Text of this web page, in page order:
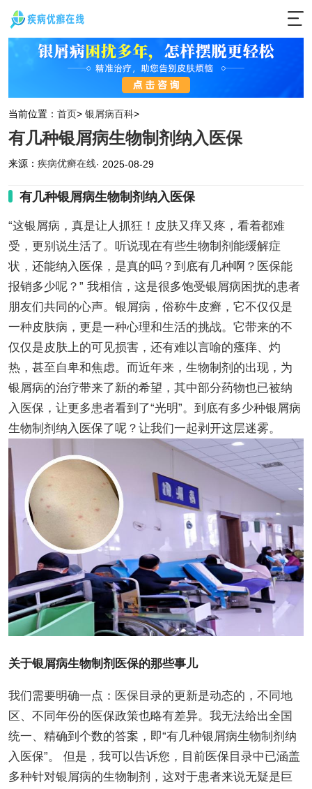
当前位置： 首页> 银屑病百科>
有几种银屑病生物制剂纳入医保
来源： 疾病优癣在线· 2025-08-29
有几种银屑病生物制剂纳入医保
“这银屑病，真是让人抓狂！皮肤又痒又疼，看着都难
受，更别说生活了。听说现在有些生物制剂能缓解症
状，还能纳入医保，是真的吗？到底有几种啊？医保能
报销多少呢？” 我相信，这是很多饱受银屑病困扰的患者
朋友们共同的心声。银屑病，俗称牛皮癣，它不仅仅是
一种皮肤病，更是一种心理和生活的挑战。它带来的不
仅仅是皮肤上的可见损害，还有难以言喻的瘙痒、灼
热，甚至自卑和焦虑。而近年来，生物制剂的出现，为
银屑病的治疗带来了新的希望，其中部分药物也已被纳
入医保，让更多患者看到了“光明”。到底有多少种银屑病
生物制剂纳入医保了呢？让我们一起剥开这层迷雾。
关于银屑病生物制剂医保的那些事儿
我们需要明确一点：医保目录的更新是动态的，不同地
区、不同年份的医保政策也略有差异。我无法给出全国
统一、精确到个数的答案，即“有几种银屑病生物制剂纳
入医保”。 但是，我可以告诉您，目前医保目录中已涵盖
多种针对银屑病的生物制剂，这对于患者来说无疑是巨